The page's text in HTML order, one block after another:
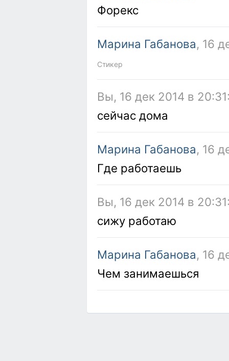
Форекс
Марина Габанова, 16
Стикер
Вы, 16 дек 2014 в
сейчас дома
Марина Габанова, 16
Где работаешь
Вы, 16 дек 2014 в
сижу работаю
Марина Габанова, 16
Чем занимаешься